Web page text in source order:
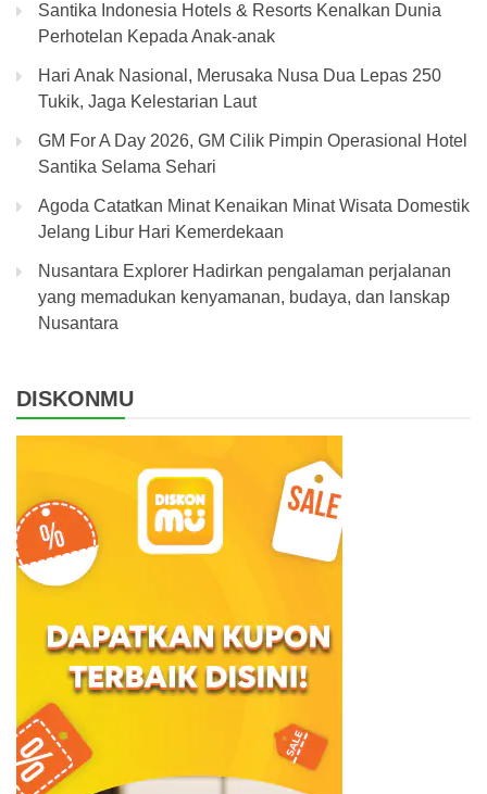
Santika Indonesia Hotels & Resorts Kenalkan Dunia
Perhotelan Kepada Anak-anak
Hari Anak Nasional, Merusaka Nusa Dua Lepas 250
Tukik, Jaga Kelestarian Laut
GM For A Day 2026, GM Cilik Pimpin Operasional Hotel
Santika Selama Sehari
Agoda Catatkan Minat Kenaikan Minat Wisata Domestik
Jelang Libur Hari Kemerdekaan
Nusantara Explorer Hadirkan pengalaman perjalanan
yang memadukan kenyamanan, budaya, dan lanskap
Nusantara
DISKONMU